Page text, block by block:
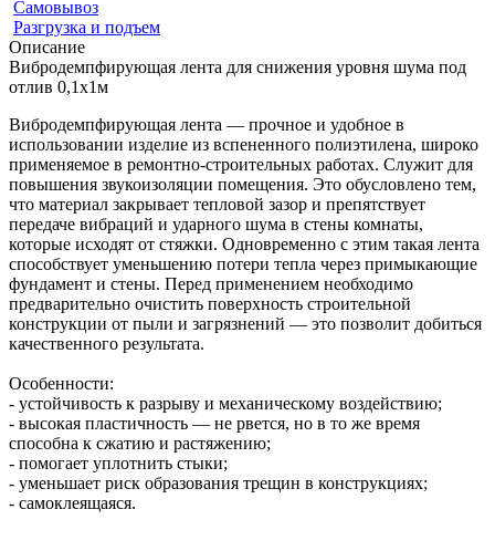
Самовывоз
Разгрузка и подъем
Описание
Вибродемпфирующая лента для снижения уровня шума под
отлив 0,1х1м
Вибродемпфирующая лента — прочное и удобное в
использовании изделие из вспененного полиэтилена, широко
применяемое в ремонтно-строительных работах. Служит для
повышения звукоизоляции помещения. Это обусловлено тем,
что материал закрывает тепловой зазор и препятствует
передаче вибраций и ударного шума в стены комнаты,
которые исходят от стяжки. Одновременно с этим такая лента
способствует уменьшению потери тепла через примыкающие
фундамент и стены. Перед применением необходимо
предварительно очистить поверхность строительной
конструкции от пыли и загрязнений — это позволит добиться
качественного результата.
Особенности:
- устойчивость к разрыву и механическому воздействию;
- высокая пластичность — не рвется, но в то же время
способна к сжатию и растяжению;
- помогает уплотнить стыки;
- уменьшает риск образования трещин в конструкциях;
- самоклеящаяся.